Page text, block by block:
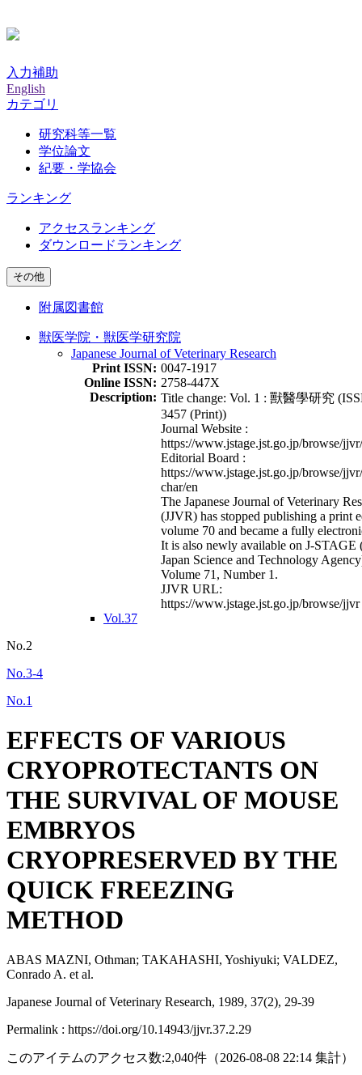
入力補助
English
カテゴリ
研究科等一覧
学位論文
紀要・学協会
ランキング
アクセスランキング
ダウンロードランキング
その他
附属図書館
獣医学院・獣医学研究院
Japanese Journal of Veterinary Research
Print ISSN: 0047-1917
Online ISSN: 2758-447X
Description: Title change: Vol. 1 : 獸醫學研究
3457 (Print))
Journal Website :
https://www.jstage.jst.go.jp/browse/
Editorial Board :
https://www.jstage.jst.go.jp/browse/
char/en
The Japanese Journal of Veterinary
(JJVR) has stopped publishing a print
volume 70 and became a fully
It is also newly available on J-STAGE
Japan Science and Technology
Volume 71, Number 1.
JJVR URL:
https://www.jstage.jst.go.jp/browse/jjvr
Vol.37
No.2
No.3-4
No.1
EFFECTS OF VARIOUS
CRYOPROTECTANTS ON
THE SURVIVAL OF MOUSE
EMBRYOS
CRYOPRESERVED BY THE
QUICK FREEZING
METHOD
ABAS MAZNI, Othman; TAKAHASHI, Yoshiyuki; VALDEZ,
Conrado A. et al.
Japanese Journal of Veterinary Research, 1989, 37(2), 29-39
Permalink : https://doi.org/10.14943/jjvr.37.2.29
このアイテムのアクセス数:2,040件 （2026-08-08 22:14 集計）